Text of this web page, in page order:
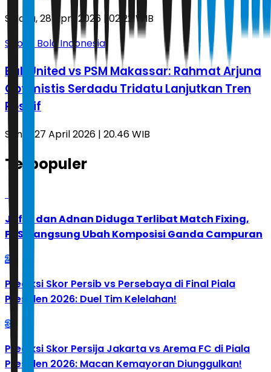
Selasa, 28 April 2026 | 02.22 WIB
Sepak Bola Indonesia
Bali United vs PSM Makassar: Rahmat Arjuna
Optimistis Serdadu Tridatu Lanjutkan Tren
Positif
Senin, 27 April 2026 | 20.46 WIB
Terpopuler
Jafar dan Adnan Diduga Terlibat Match Fixing,
PBSI Langsung Ubah Komposisi Ganda Campuran
2
Prediksi Skor Persib vs Persebaya di Final Piala
Presiden 2026: Duel Tim Kelelahan!
3
Prediksi Skor Persija Jakarta vs Arema FC di Piala
Presiden 2026: Macan Kemayoran Diunggulkan!